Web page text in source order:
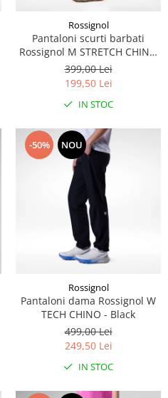
Rossignol
Pantaloni scurti barbati
Rossignol M STRETCH CHINO
SHORT 7" - Laurel Wreath
399,00 Lei
199,50 Lei
IN STOC
-50% NOU
Rossignol
Pantaloni dama Rossignol W
TECH CHINO - Black
499,00 Lei
249,50 Lei
IN STOC